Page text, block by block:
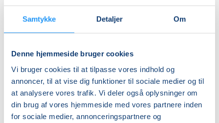
Samtykke Detaljer Om
Denne hjemmeside bruger cookies
Vi bruger cookies til at tilpasse vores indhold og
annoncer, til at vise dig funktioner til sociale medier og til
at analysere vores trafik. Vi deler også oplysninger om
din brug af vores hjemmeside med vores partnere inden
for sociale medier, annonceringspartnere og
Priser
DKK 365,00
Info
Nummer
462386